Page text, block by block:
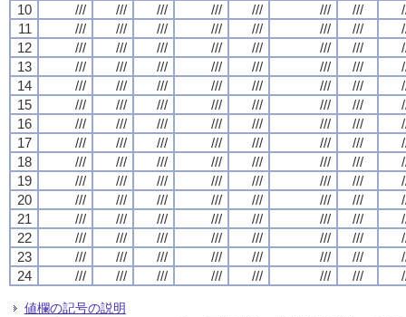
10
/// /// /// /// /// /// ///
11
/// /// /// /// /// /// ///
12
/// /// /// /// /// /// ///
13
/// /// /// /// /// /// ///
14
/// /// /// /// /// /// ///
15
/// /// /// /// /// /// ///
16
/// /// /// /// /// /// ///
17
/// /// /// /// /// /// ///
18
/// /// /// /// /// /// ///
19
/// /// /// /// /// /// ///
20
/// /// /// /// /// /// ///
21
/// /// /// /// /// /// ///
22
/// /// /// /// /// /// ///
23
/// /// /// /// /// /// ///
24
/// /// /// /// /// /// ///
値欄の記号の説明